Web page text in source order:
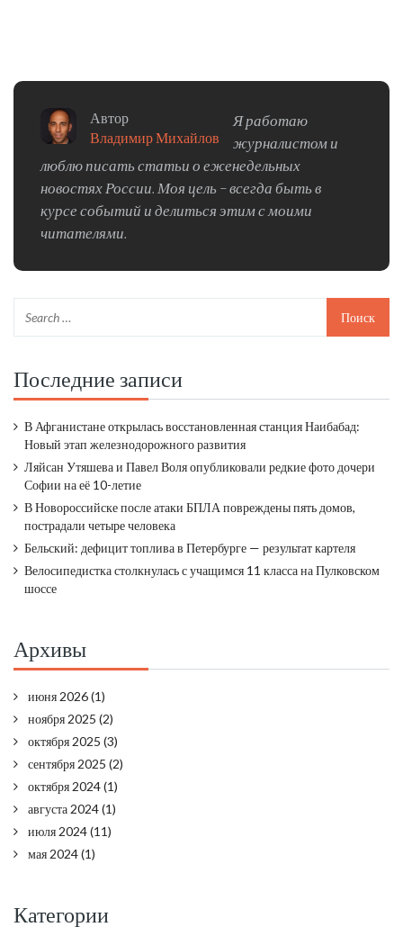
Автор
Владимир Михайлов
Я работаю
журналистом и
люблю писать статьи о еженедельных
новостях России. Моя цель – всегда быть в
курсе событий и делиться этим с моими
читателями.
Последние записи
В Афганистане открылась восстановленная станция Наибабад:
Новый этап железнодорожного развития
Ляйсан Утяшева и Павел Воля опубликовали редкие фото дочери
Софии на её 10-летие
В Новороссийске после атаки БПЛА повреждены пять домов,
пострадали четыре человека
Бельский: дефицит топлива в Петербурге — результат картеля
Велосипедистка столкнулась с учащимся 11 класса на Пулковском
шоссе
Архивы
июня 2026(1)
ноября 2025 (2)
октября 2025 (3)
сентября 2025 (2)
октября 2024(1)
августа 2024(1)
июля 2024(11)
мая 2024(1)
Категории